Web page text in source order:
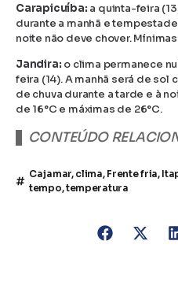
Carapicuíba: a quinta-feira
durante a manhã e
noite não deve chover.
Jandira: o clima permanece
feira (14). A manhã será de sol
de chuva durante a tarde e à
de 16°C e máximas de 26°C.
CONTEÚDO
Cajamar, clima, Frente fria,
tempo,temperatura